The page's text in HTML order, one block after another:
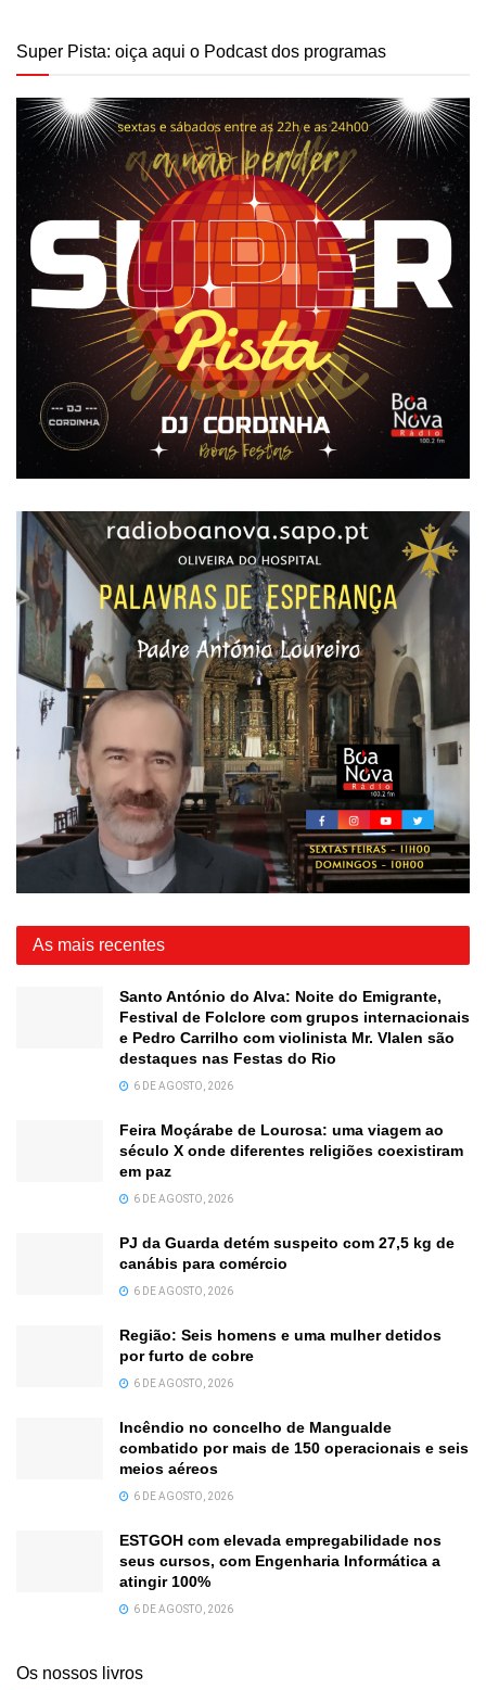
Super Pista: oiça aqui o Podcast dos programas
As mais recentes
Santo António do Alva: Noite do Emigrante,
Festival de Folclore com grupos internacionais
e Pedro Carrilho com violinista Mr. Vlalen são
destaques nas Festas do Rio
6 DE AGOSTO, 2026
Feira Moçárabe de Lourosa: uma viagem ao
século X onde diferentes religiões coexistiram
em paz
6 DE AGOSTO, 2026
PJ da Guarda detém suspeito com 27,5 kg de
canábis para comércio
6 DE AGOSTO, 2026
Região: Seis homens e uma mulher detidos
por furto de cobre
6 DE AGOSTO, 2026
Incêndio no concelho de Mangualde
combatido por mais de 150 operacionais e seis
meios aéreos
6 DE AGOSTO, 2026
ESTGOH com elevada empregabilidade nos
seus cursos, com Engenharia Informática a
atingir 100%
6 DE AGOSTO, 2026
Os nossos livros